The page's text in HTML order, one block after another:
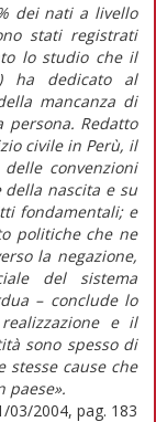
dei nati a livello
stati registrati
lo studio che il
ha dedicato al
mancanza di
persona. Redatto
civile in Perù, il
convenzioni
nascita e su
fondamentali; e
politiche che ne
la negazione,
del sistema
– conclude lo
e il
sono spesso di
stesse cause che
paese».
03/2004, pag. 183